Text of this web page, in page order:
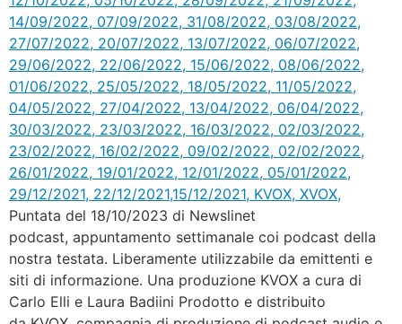
Puntata del 18/10/2023 di Newslinet
podcast, appuntamento settimanale coi podcast della
nostra testata. Liberamente utilizzabile da emittenti e
siti di informazione. Una produzione KVOX a cura di
Carlo Elli e Laura Badiini Prodotto e distribuito